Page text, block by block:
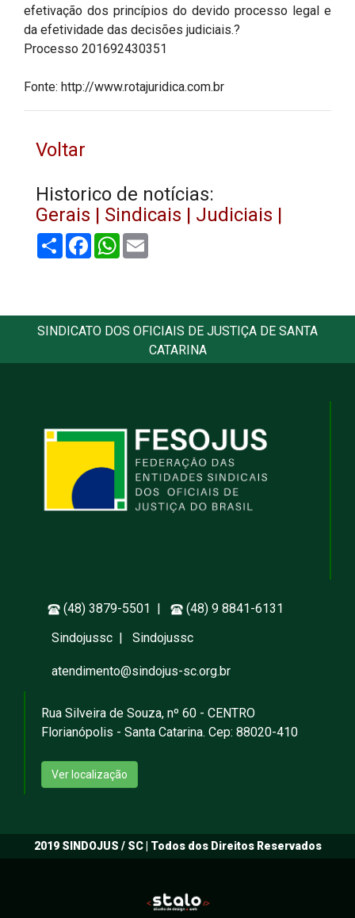
efetivação dos princípios do devido processo legal e
da efetividade das decisões judiciais.?
Processo 201692430351
Fonte: http://www.rotajuridica.com.br
Voltar
Historico de notícias:
Gerais | Sindicais | Judiciais |
Share FacebookWhatsApp
SINDICATO DOS OFICIAIS DE JUSTIÇA DE SANTA
CATARINA
(48) 3879-5501 |
(48) 9 8841-6131
Sindojussc
Sindojussc
atendimento@sindojus-sc.org.br
Rua Silveira de Souza, nº 60 - CENTRO
Florianópolis - Santa Catarina. Cep: 88020-410
Ver localização
2019 SINDOJUS / SC | Todos dos Direitos Reservados